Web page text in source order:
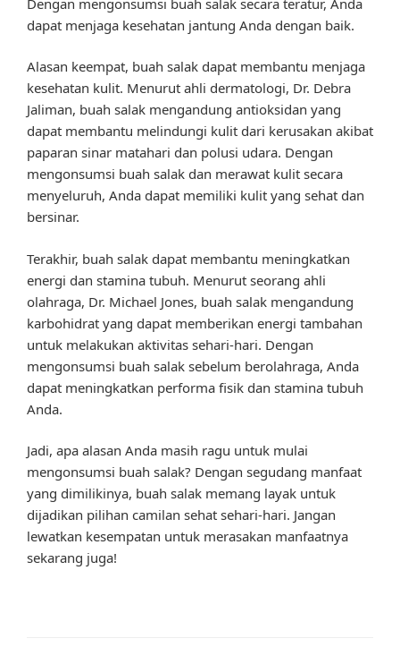
dapat menjaga kesehatan jantung Anda dengan baik.
Alasan keempat, buah salak dapat membantu menjaga
kesehatan kulit. Menurut ahli dermatologi, Dr. Debra
Jaliman, buah salak mengandung antioksidan yang
dapat membantu melindungi kulit dari kerusakan akibat
paparan sinar matahari dan polusi udara. Dengan
mengonsumsi buah salak dan merawat kulit secara
menyeluruh, Anda dapat memiliki kulit yang sehat dan
bersinar.
Terakhir, buah salak dapat membantu meningkatkan
energi dan stamina tubuh. Menurut seorang ahli
olahraga, Dr. Michael Jones, buah salak mengandung
karbohidrat yang dapat memberikan energi tambahan
untuk melakukan aktivitas sehari-hari. Dengan
mengonsumsi buah salak sebelum berolahraga, Anda
dapat meningkatkan performa fisik dan stamina tubuh
Anda.
Jadi, apa alasan Anda masih ragu untuk mulai
mengonsumsi buah salak? Dengan segudang manfaat
yang dimilikinya, buah salak memang layak untuk
dijadikan pilihan camilan sehat sehari-hari. Jangan
lewatkan kesempatan untuk merasakan manfaatnya
sekarang juga!